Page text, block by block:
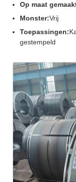
Op maat
Monster:Vrij
Toepassingen:
gestempeld